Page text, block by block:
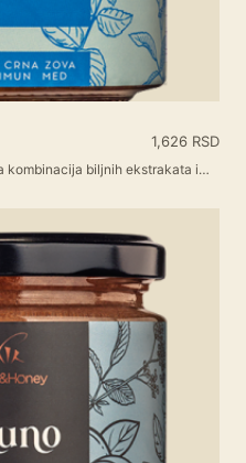
1,626 RSD
kombinacija biljnih ekstrakata i…